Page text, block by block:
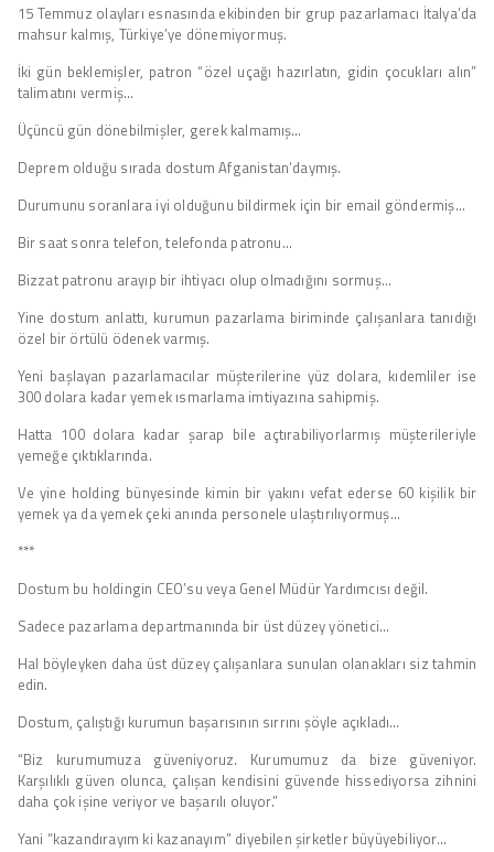
15 Temmuz olayları esnasında ekibinden bir grup pazarlamacı İtalya’da
mahsur kalmış, Türkiye’ye dönemiyormuş.
İki gün beklemişler, patron “özel uçağı hazırlatın, gidin çocukları alın”
talimatını vermiş…
Üçüncü gün dönebilmişler, gerek kalmamış…
Deprem olduğu sırada dostum Afganistan’daymış.
Durumunu soranlara iyi olduğunu bildirmek için bir email göndermiş…
Bir saat sonra telefon, telefonda patronu…
Bizzat patronu arayıp bir ihtiyacı olup olmadığını sormuş…
Yine dostum anlattı, kurumun pazarlama biriminde çalışanlara tanıdığı
özel bir örtülü ödenek varmış.
Yeni başlayan pazarlamacılar müşterilerine yüz dolara, kıdemliler ise
300 dolara kadar yemek ısmarlama imtiyazına sahipmiş.
Hatta 100 dolara kadar şarap bile açtırabiliyorlarmış müşterileriyle
yemeğe çıktıklarında.
Ve yine holding bünyesinde kimin bir yakını vefat ederse 60 kişilik bir
yemek ya da yemek çeki anında personele ulaştırılıyormuş…
***
Dostum bu holdingin CEO’su veya Genel Müdür Yardımcısı değil.
Sadece pazarlama departmanında bir üst düzey yönetici…
Hal böyleyken daha üst düzey çalışanlara sunulan olanakları siz tahmin
edin.
Dostum, çalıştığı kurumun başarısının sırrını şöyle açıkladı…
“Biz kurumumuza güveniyoruz. Kurumumuz da bize güveniyor.
Karşılıklı güven olunca, çalışan kendisini güvende hissediyorsa zihnini
daha çok işine veriyor ve başarılı oluyor.”
Yani “kazandırayım ki kazanayım” diyebilen şirketler büyüyebiliyor…